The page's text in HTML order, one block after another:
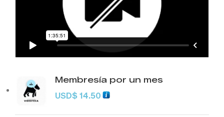
Membresía por un mes
USD$ 14.50